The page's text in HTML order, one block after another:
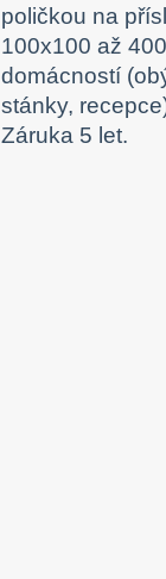
poličkou na
100x100 až
domácností
stánky,
Záruka 5 let.